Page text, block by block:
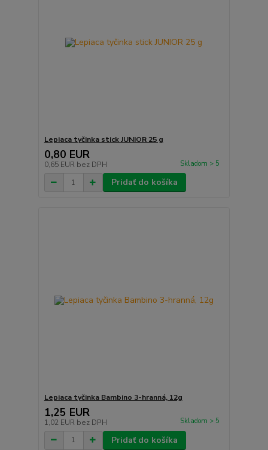
Lepiaca tyčinka stick JUNIOR 25 g
0,80 EUR
0,65 EUR bez DPH Skladom > 5
Pridať do košíka
Lepiaca tyčinka Bambino 3-hranná, 12g
1,25 EUR
1,02 EUR bez DPH Skladom > 5
Pridať do košíka